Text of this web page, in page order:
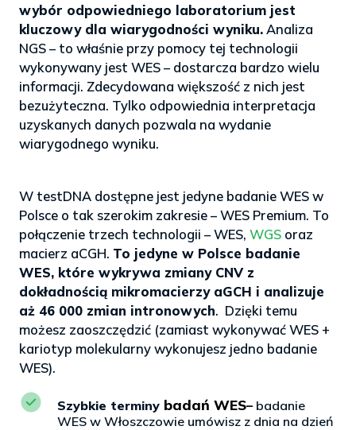
wybór odpowiedniego laboratorium jest
kluczowy dla wiarygodności wyniku.Analiza
NGS – to właśnie przy pomocy tej technologii
wykonywany jest WES – dostarcza bardzo wielu
informacji. Zdecydowana większość z nich jest
bezużyteczna. Tylko odpowiednia interpretacja
uzyskanych danych pozwala na wydanie
wiarygodnego wyniku.
W testDNA dostępne jest jedyne badanie WES w
Polsce o tak szerokim zakresie – WES Premium. To
połączenie trzech technologii – WES, WGS oraz
macierz aCGH. To jedyne w Polsce badanie
WES, które wykrywa zmiany CNV z
dokładnością mikromacierzy aGCH i analizuje
aż 46 000 zmian intronowych. Dzięki temu
możesz zaoszczędzić (zamiast wykonywać WES +
kariotyp molekularny wykonujesz jedno badanie
WES).
Szybkie terminy badań WES– badanie
WES w Włoszczowie umówisz z dnia na dzień